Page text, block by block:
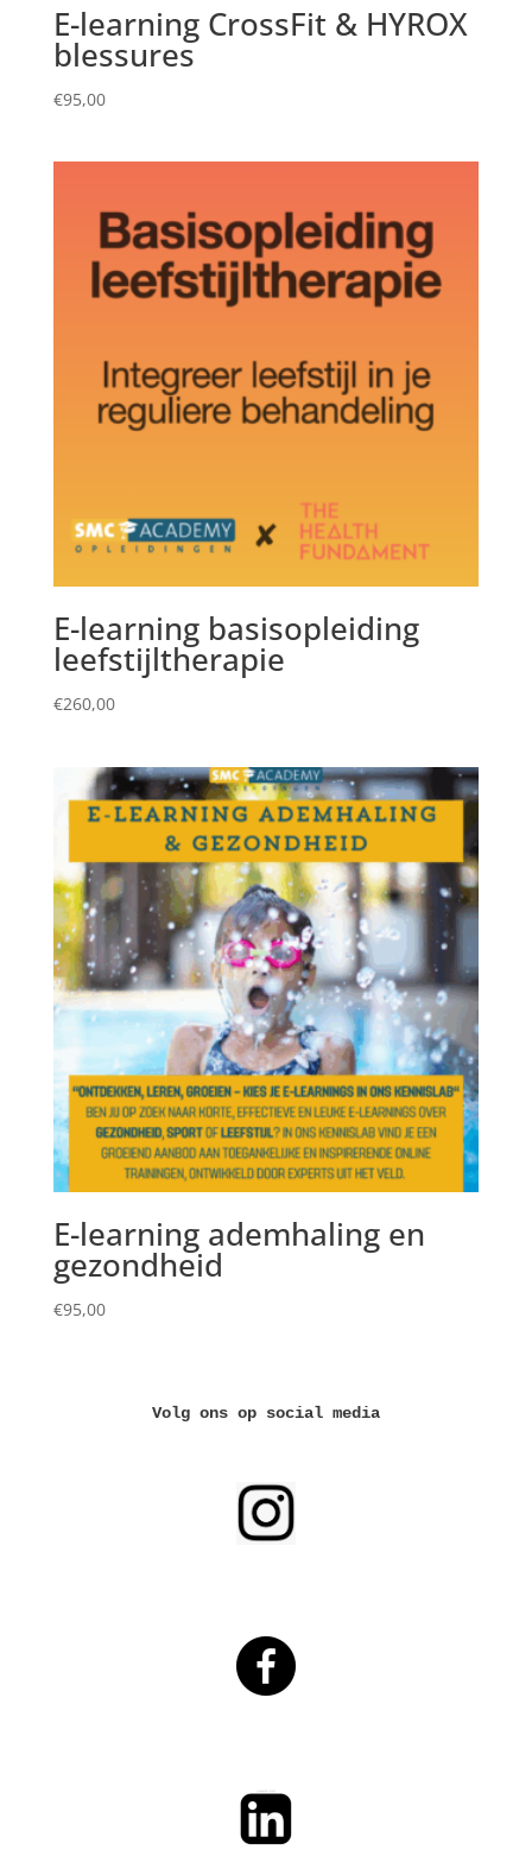
E-learning CrossFit & HYROX
blessures
€95,00
E-learning basisopleiding
leefstijltherapie
€260,00
E-learning ademhaling en
gezondheid
€95,00
Volg ons op social media